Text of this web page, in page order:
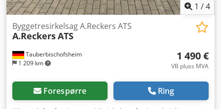
1 /4
Tauberbischofsheim
1 209 km
Byggetresirkelsag A.Reckers ATS
A.ReckersATS
1 490 €
VB pluss MVA
Forespørre Ring